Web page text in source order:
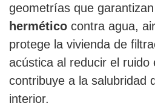
geometrías que
hermético contra agua,
protege la vivienda de
acústica al reducir el ruido
contribuye a la salubridad
interior.